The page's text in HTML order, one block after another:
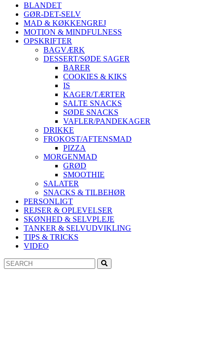
BLANDET
GØR-DET-SELV
MAD & KØKKENGREJ
MOTION & MINDFULNESS
OPSKRIFTER
BAGVÆRK
DESSERT/SØDE SAGER
BARER
COOKIES & KIKS
IS
KAGER/TÆRTER
SALTE SNACKS
SØDE SNACKS
VAFLER/PANDEKAGER
DRIKKE
FROKOST/AFTENSMAD
PIZZA
MORGENMAD
GRØD
SMOOTHIE
SALATER
SNACKS & TILBEHØR
PERSONLIGT
REJSER & OPLEVELSER
SKØNHED & SELVPLEJE
TANKER & SELVUDVIKLING
TIPS & TRICKS
VIDEO
Search
for: